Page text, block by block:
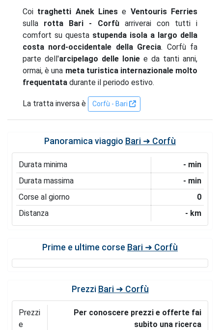
Coi traghetti Anek Lines e Ventouris Ferries
sulla rotta Bari - Corfùarriverai con tutti i
comfort su questa stupenda isola a largo della
costa nord-occidentale della Grecia. Corfù fa
parte dell'arcipelago delle Ionie e da tanti anni,
ormai, è una meta turistica internazionale molto
frequentata durante il periodo estivo.
La tratta inversa è Corfù - Bari
Panoramica viaggio Bari ➜ Corfù
Durata minima
- min
Durata massima
- min
Corse al giorno
0
Distanza
- km
Prime e ultime corse Bari ➜ Corfù
Prezzi Bari ➜ Corfù
Prezzi
e
Per conoscere prezzi e offerte fai
subito una ricerca